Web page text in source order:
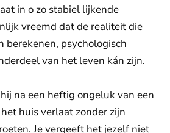
in o zo stabiel lijkende
vreemd dat de realiteit die
berekenen, psychologisch
van het leven kán zijn.
na een heftig ongeluk van een
huis verlaat zonder zijn
Je vergeeft het jezelf niet